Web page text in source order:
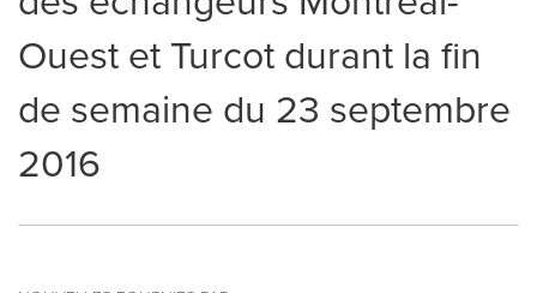
Ouest et Turcot durant la fin
de semaine du 23 septembre
2016